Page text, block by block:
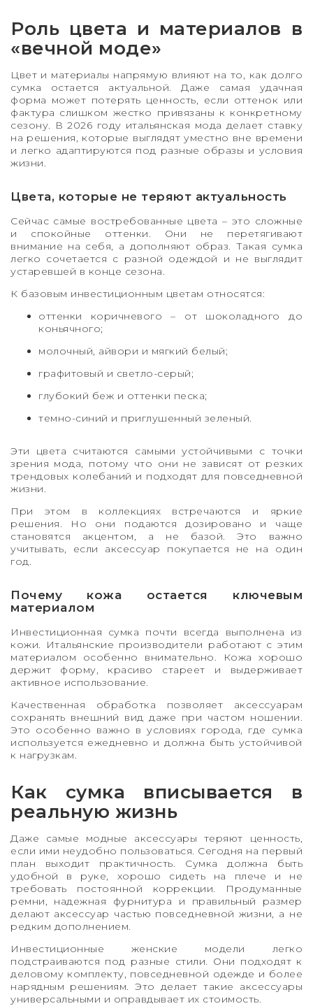
Роль цвета и материалов в
«вечной моде»
Цвет и материалы напрямую влияют на то, как долго
сумка остается актуальной. Даже самая удачная
форма может потерять ценность, если оттенок или
фактура слишком жестко привязаны к конкретному
сезону. В 2026 году итальянская мода делает ставку
на решения, которые выглядят уместно вне времени
и легко адаптируются под разные образы и условия
жизни.
Цвета, которые не теряют актуальность
Сейчас самые востребованные цвета – это сложные
и спокойные оттенки. Они не перетягивают
внимание на себя, а дополняют образ. Такая сумка
легко сочетается с разной одеждой и не выглядит
устаревшей в конце сезона.
К базовым инвестиционным цветам относятся:
оттенки коричневого – от шоколадного до
коньячного;
молочный, айвори и мягкий белый;
графитовый и светло-серый;
глубокий беж и оттенки песка;
темно-синий и приглушенный зеленый.
Эти цвета считаются самыми устойчивыми с точки
зрения мода, потому что они не зависят от резких
трендовых колебаний и подходят для повседневной
жизни.
При этом в коллекциях встречаются и яркие
решения. Но они подаются дозировано и чаще
становятся акцентом, а не базой. Это важно
учитывать, если аксессуар покупается не на один
год.
Почему кожа остается ключевым
материалом
Инвестиционная сумка почти всегда выполнена из
кожи. Итальянские производители работают с этим
материалом особенно внимательно. Кожа хорошо
держит форму, красиво стареет и выдерживает
активное использование.
Качественная обработка позволяет аксессуарам
сохранять внешний вид даже при частом ношении.
Это особенно важно в условиях города, где сумка
используется ежедневно и должна быть устойчивой
к нагрузкам.
Как сумка вписывается в
реальную жизнь
Даже самые модные аксессуары теряют ценность,
если ими неудобно пользоваться. Сегодня на первый
план выходит практичность. Сумка должна быть
удобной в руке, хорошо сидеть на плече и не
требовать постоянной коррекции. Продуманные
ремни, надежная фурнитура и правильный размер
делают аксессуар частью повседневной жизни, а не
редким дополнением.
Инвестиционные женские модели легко
подстраиваются под разные стили. Они подходят к
деловому комплекту, повседневной одежде и более
нарядным решениям. Это делает такие аксессуары
универсальными и оправдывает их стоимость.